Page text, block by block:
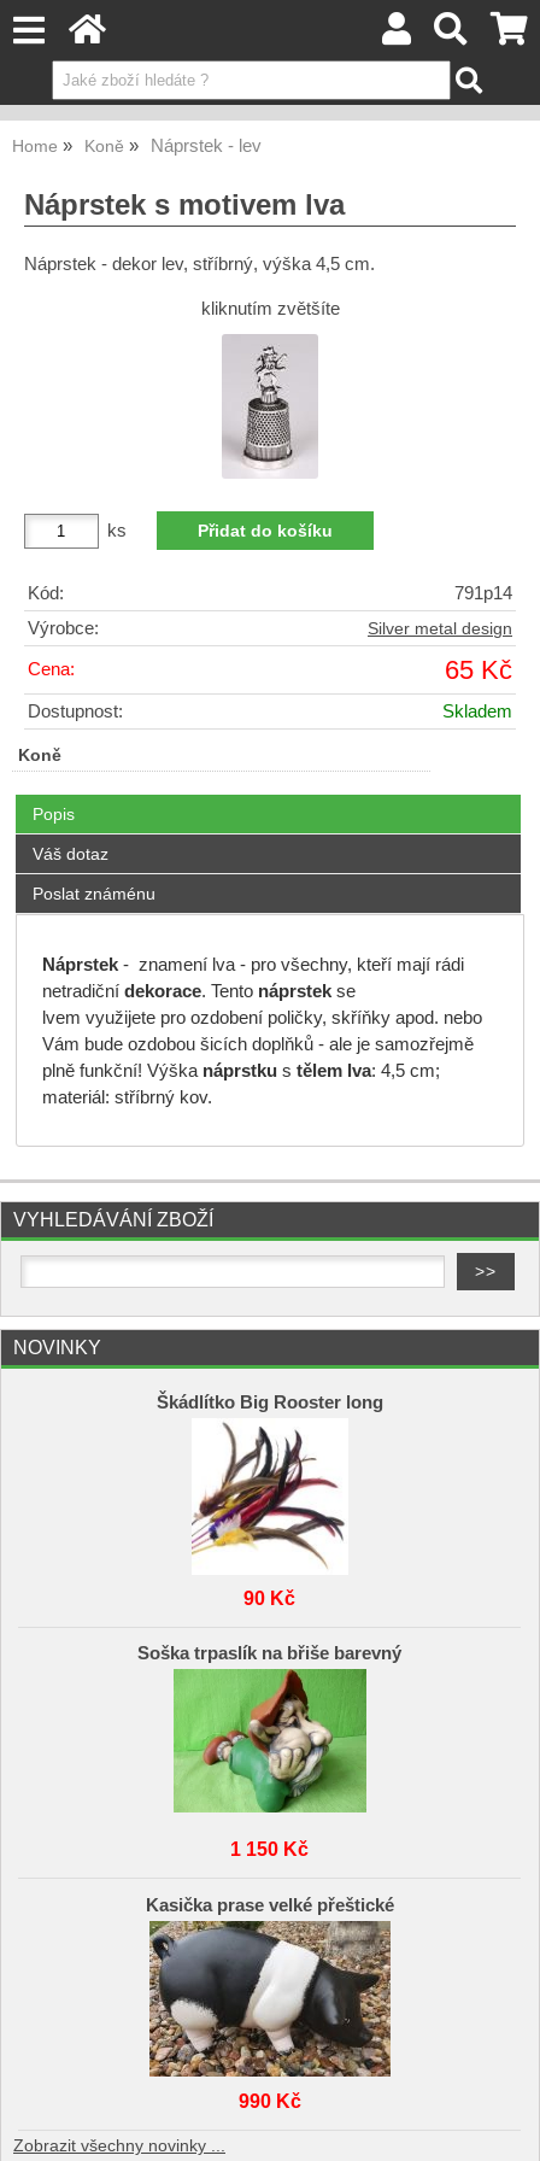
Home Koně Náprstek - lev
Náprstek s motivem lva
Náprstek - dekor lev, stříbrný, výška 4,5 cm.
kliknutím zvětšíte
ks
Kód:
791p14
Výrobce:
Silver metal design
Cena: 65 Kč
Dostupnost: Skladem
Koně
Popis
Váš dotaz
Poslat známénu
Náprstek - znamení lva - pro všechny, kteří mají rádi
netradiční dekorace. Tento náprstekse
lvem využijete pro ozdobení poličky, skříňky apod. nebo
Vám bude ozdobou šicích doplňků - ale je samozřejmě
plně funkční! Výška náprstkus tělem lva: 4,5 cm;
materiál: stříbrný kov.
VYHLEDÁVÁNÍ ZBOŽÍ
NOVINKY
Škádlítko Big Rooster long
90 Kč
Soška trpaslík na břiše barevný
1 150 Kč
Kasička prase velké přeštické
990 Kč
Zobrazit všechny novinky ...